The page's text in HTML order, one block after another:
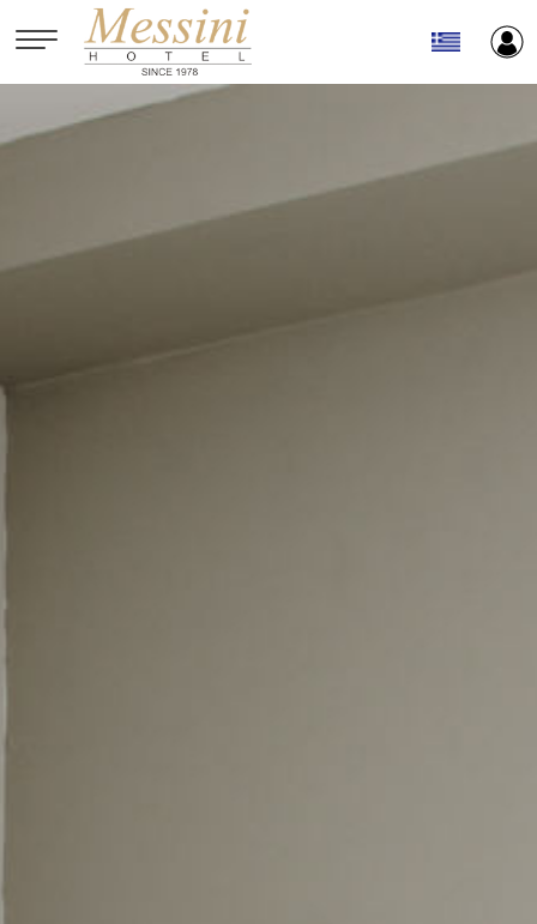
Παράκαμψη προς το κυρίως περιεχόμενο